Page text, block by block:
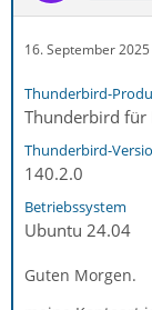
16. September
Thunderbird-
Thunderbird für
Thunderbird-
140.2.0
Betriebssystem
Ubuntu 24.04
Guten Morgen.